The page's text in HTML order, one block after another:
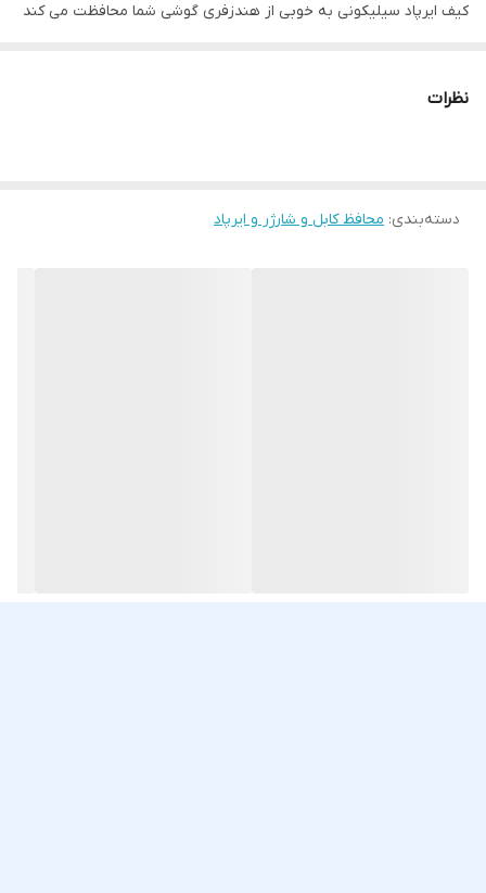
کیف ایرپاد سیلیکونی به خوبی از هندزفری گوشی شما محافظت می کند
این محافظ عالی و پرکاربرد استفاده کنید. این محافظ دارای جنس
باشد شما می توانید با قرار دادن هندزفری در این کیف محافظ خیالتان از
نظرات
دسته‌بندی: محافظ کابل و شارژر و ایرپاد